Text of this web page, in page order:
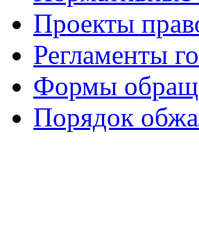
Проекты
Регламенты
Формы
Порядок